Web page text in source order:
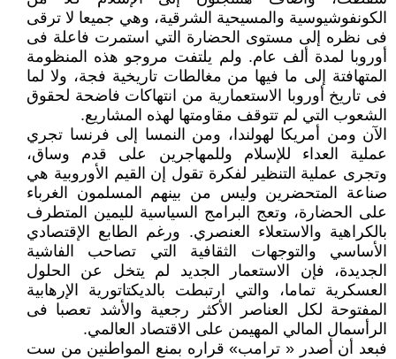
الكونفوشيوسية والمسيحية الشرقية، وهي جميعا لا ترقى
فى نظره إلى مستوى الحضارة التي استمرت فاعلة فى
أوروبا لمدة ألف عام. ولم يلتفت مروجو هذه المنظومة
المتهافتة إلى ما فيها من مغالطات تاريخية فجة، ولا لما
فى تاريخ أوروبا الاستعمارية من انتهاكات فاضحة لحقوق
الشعوب التي لم تتوقف مقاومتها لهذه المشاريع.
الآن ومن أمريكا لهولندا، ومن النمسا إلى فرنسا تجري
عملية العداء للإسلام وللمهاجرين على قدم وساق،
وتجرى عملية التنظير لفكرة تقول إن القيم الأوروبية هي
صناعة المتحضرين وليس من بينهم المسلمون الغرباء
على الحضارة، وتعج البرامج السياسية لليمين المتطرف
بالكراهية والاستعلاء العنصري. ورغم الطابع الإقتصادي
الأساسي والتوجهات الثقافية التي تصاحب الفاشية
الجديدة، فإن الاستعمار الجديد لم يتخل عن الحلول
العسكرية تماما، والتي ارتبطت بالديكتاتورية الإرهابية
المفتوحة لكل العناصر الأكثر رجعية والأشد تعصبا فى
الرأسمال المالي المهيمن على الاقتصاد العالمي.
فبعد أن أصدر « ترامب» قراره بمنع المواطنين من ست